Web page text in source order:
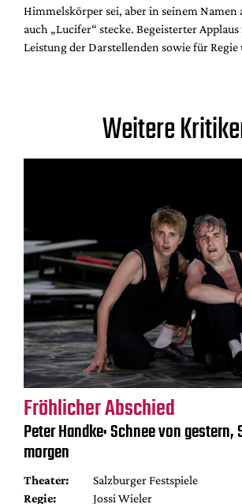
Himmelskörper sei, aber in seinem
auch „Lucifer“ stecke. Begeisterter
Leistung der Darstellenden sowie für Regie
Weitere
Fröhlicher Abschied
Peter Handke: Schnee von gestern,
morgen
Theater:
Salzburger Festspiele
Regie:
Jossi Wieler